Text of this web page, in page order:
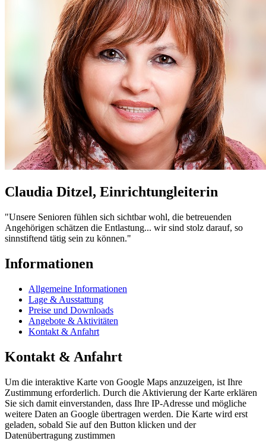
Claudia Ditzel, Einrichtungleiterin
"Unsere Senioren fühlen sich sichtbar wohl, die betreuenden
Angehörigen schätzen die Entlastung... wir sind stolz darauf, so
sinnstiftend tätig sein zu können."
Informationen
Allgemeine Informationen
Lage & Ausstattung
Preise und Downloads
Angebote & Aktivitäten
Kontakt & Anfahrt
Kontakt & Anfahrt
Um die interaktive Karte von Google Maps anzuzeigen, ist Ihre
Zustimmung erforderlich. Durch die Aktivierung der Karte erklären
Sie sich damit einverstanden, dass Ihre IP-Adresse und mögliche
weitere Daten an Google übertragen werden. Die Karte wird erst
geladen, sobald Sie auf den Button klicken und der
Datenübertragung zustimmen